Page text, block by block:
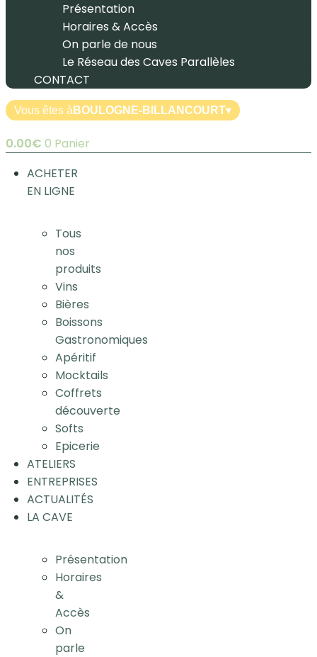
Présentation
Horaires & Accès
On parle de nous
Le Réseau des Caves Parallèles
CONTACT
Vous êtes à BOULOGNE-BILLANCOURT▾
0.00€ 0 Panier
ACHETER
EN LIGNE
Tous
nos
produits
Vins
Bières
Boissons
Gastronomiques
Apéritif
Mocktails
Coffrets
découverte
Softs
Epicerie
ATELIERS
ENTREPRISES
ACTUALITÉS
LA CAVE
Présentation
Horaires
&
Accès
On
parle